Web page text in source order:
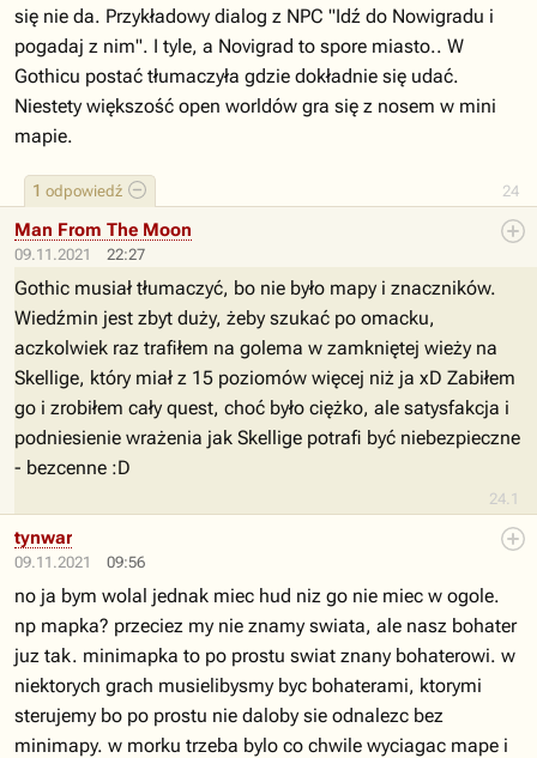
24
1 odpowiedź
się nie da. Przykładowy dialog z NPC "Idź do Nowigradu i
pogadaj z nim". I tyle, a Novigrad to spore miasto.. W
Gothicu postać tłumaczyła gdzie dokładnie się udać.
Niestety większość open worldów gra się z nosem w mini
mapie.
09.11.2021 22:27
24.1
Man From The Moon
Gothic musiał tłumaczyć, bo nie było mapy i znaczników.
Wiedźmin jest zbyt duży, żeby szukać po omacku,
aczkolwiek raz trafiłem na golema w zamkniętej wieży na
Skellige, który miał z 15 poziomów więcej niż ja xD Zabiłem
go i zrobiłem cały quest, choć było ciężko, ale satysfakcja i
podniesienie wrażenia jak Skellige potrafi być niebezpieczne
- bezcenne :D
09.11.2021 09:56
tynwar
no ja bym wolal jednak miec hud niz go nie miec w ogole.
np mapka? przeciez my nie znamy swiata, ale nasz bohater
juz tak. minimapka to po prostu swiat znany bohaterowi. w
niektorych grach musielibysmy byc bohaterami, ktorymi
sterujemy bo po prostu nie daloby sie odnalezc bez
minimapy. w morku trzeba bylo co chwile wyciagac mape i